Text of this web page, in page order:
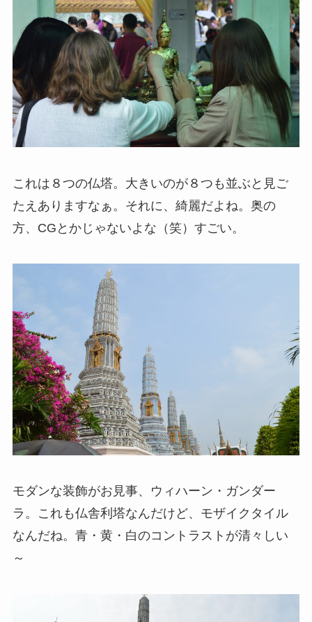
これは８つの仏塔。大きいのが８つも並ぶと見ご
たえありますなぁ。それに、綺麗だよね。奥の
方、CGとかじゃないよな（笑）すごい。
モダンな装飾がお見事、ウィハーン・ガンダー
ラ。これも仏舎利塔なんだけど、モザイクタイル
なんだね。青・黄・白のコントラストが清々しい
～